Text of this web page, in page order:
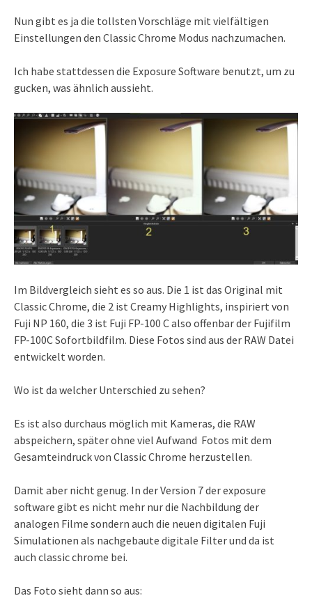
Nun gibt es ja die tollsten Vorschläge mit vielfältigen
Einstellungen den Classic Chrome Modus nachzumachen.
Ich habe stattdessen die Exposure Software benutzt, um zu
gucken, was ähnlich aussieht.
Im Bildvergleich sieht es so aus. Die 1 ist das Original mit
Classic Chrome, die 2 ist Creamy Highlights, inspiriert von
Fuji NP 160, die 3 ist Fuji FP-100 C also offenbar der Fujifilm
FP-100C Sofortbildfilm. Diese Fotos sind aus der RAW Datei
entwickelt worden.
Wo ist da welcher Unterschied zu sehen?
Es ist also durchaus möglich mit Kameras, die RAW
abspeichern, später ohne viel Aufwand Fotos mit dem
Gesamteindruck von Classic Chrome herzustellen.
Damit aber nicht genug. In der Version 7 der exposure
software gibt es nicht mehr nur die Nachbildung der
analogen Filme sondern auch die neuen digitalen Fuji
Simulationen als nachgebaute digitale Filter und da ist
auch classic chrome bei.
Das Foto sieht dann so aus: